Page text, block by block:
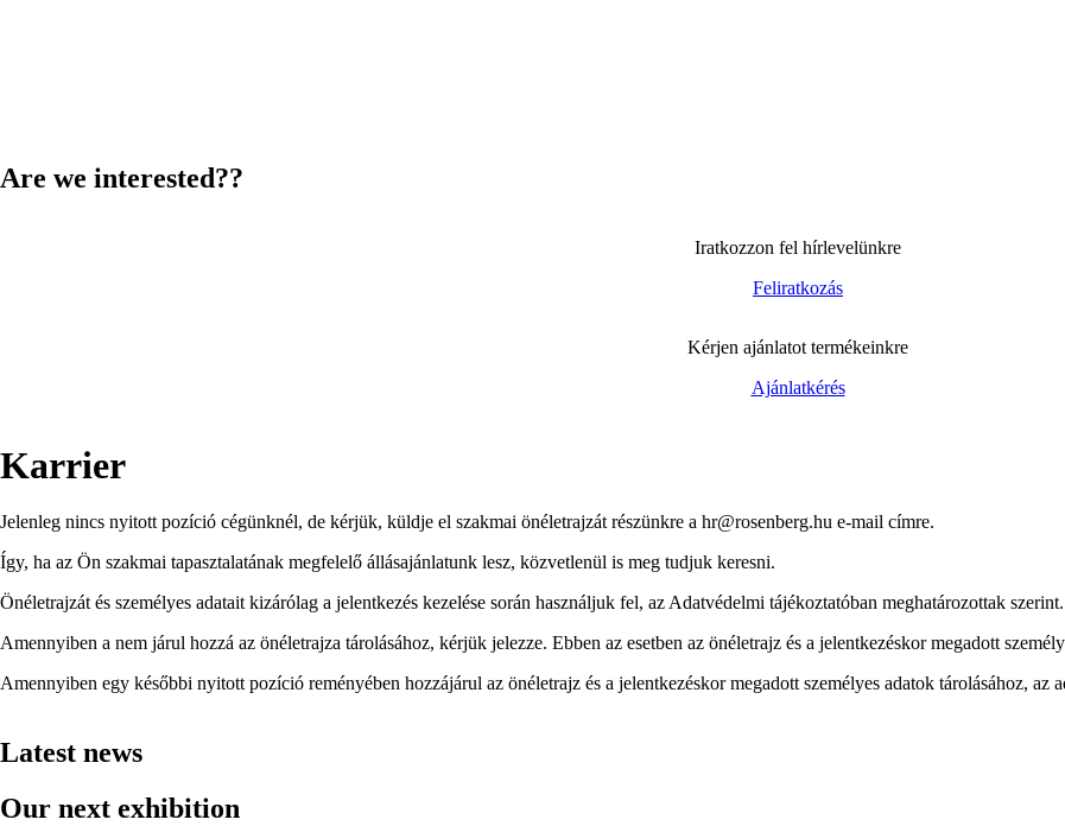
Are we interested??
Iratkozzon fel hírlevelünkre
Feliratkozás
Kérjen ajánlatot termékeinkre
Ajánlatkérés
Karrier
Jelenleg nincs nyitott pozíció cégünknél, de kérjük, küldje el szakmai önéletrajzát részünkre a hr@rosenberg.hu e-mail címre.
Így, ha az Ön szakmai tapasztalatának megfelelő állásajánlatunk lesz, közvetlenül is meg tudjuk keresni.
Önéletrajzát és személyes adatait kizárólag a jelentkezés kezelése során használjuk fel, az Adatvédelmi tájékoztatóban meghatározottak szerint.
Amennyiben a nem járul hozzá az önéletrajza tárolásához, kérjük jelezze. Ebben az esetben az önéletrajz és a jelentkezéskor megadott
Amennyiben egy későbbi nyitott pozíció reményében hozzájárul az önéletrajz és a jelentkezéskor megadott személyes adatok tárolásához,
Latest news
Our next exhibition